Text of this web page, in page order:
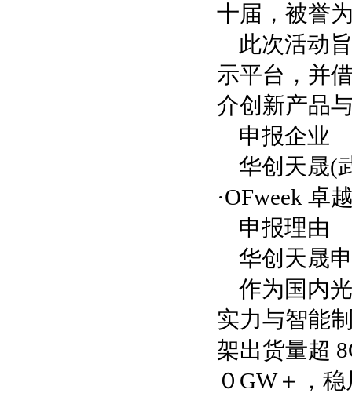
十届，被誉
此次活动
示平台，并
介创新产品
申报企业
华创天晟(
·OFweek 卓
申报理由
华创天晟
作为国内
实力与智能
架出货量超
０GW＋，